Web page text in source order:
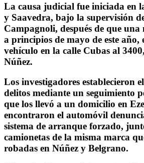
La causa judicial fue iniciada en
y Saavedra, bajo la supervisión
Campagnoli, después de que
a principios de mayo de este año,
vehículo en la calle Cubas al
Núñez.
Los investigadores establecieron
delitos mediante un seguimiento
que los llevó a un domicilio en
encontraron el automóvil
sistema de arranque forzado,
camionetas de la misma marca
robadas en Núñez y Belgrano.